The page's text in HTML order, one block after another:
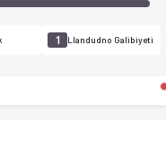
1 Llandudno Galibiyeti